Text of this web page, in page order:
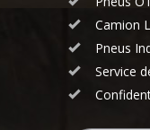
Camion
Pneus
Service